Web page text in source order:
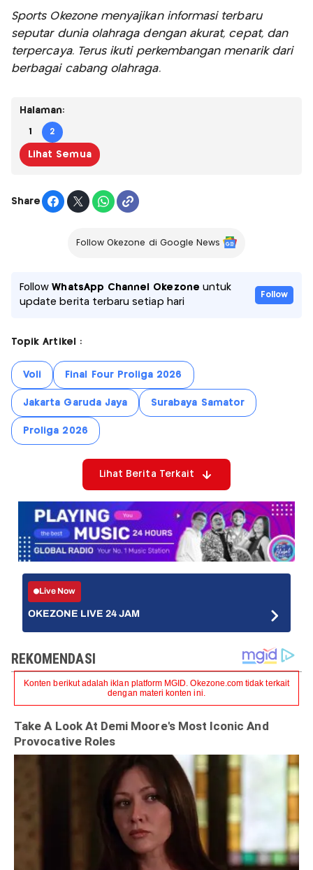
Sports Okezone menyajikan informasi terbaru
seputar dunia olahraga dengan akurat, cepat, dan
terpercaya. Terus ikuti perkembangan menarik dari
berbagai cabang olahraga.
Halaman:
1 2
Lihat Semua
Share
Follow Okezone di Google News
FollowWhatsApp Channel Okezone untuk
update berita terbaru setiap hari
Follow
Topik Artikel :
Voli Final Four Proliga 2026
Jakarta Garuda Jaya Surabaya Samator
Proliga 2026
Lihat Berita Terkait
Live Now
OKEZONE LIVE 24 JAM